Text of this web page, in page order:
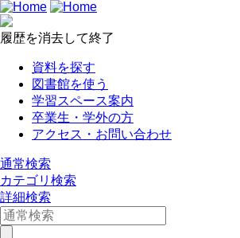
履歴を消去して終了
資料を探す
図書館を使う
学習スペース案内
卒業生・学外の方
アクセス・お問い合わせ
通常検索
カテゴリ検索
詳細検索